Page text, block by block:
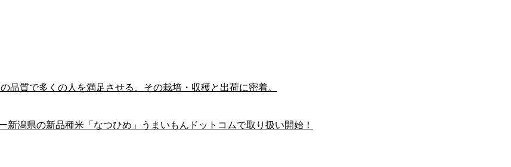
質で多くの人を満足させる、その栽培・収穫と出荷に密着。
潟県の新品種米「なつひめ」うまいもんドットコムで取り扱い開始！